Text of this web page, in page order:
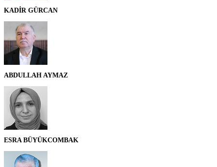
KADİR GÜRCAN
ABDULLAH AYMAZ
ESRA BÜYÜKCOMBAK